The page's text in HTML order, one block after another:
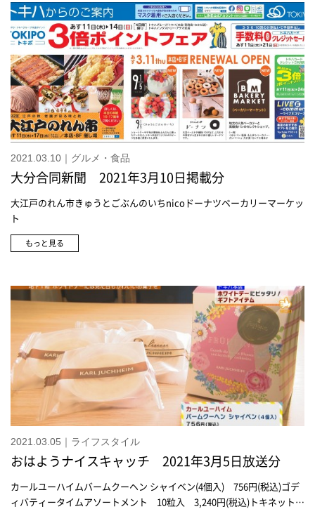
2021.03.10｜グルメ・食品
大分合同新聞 2021年3月10日掲載分
大江戸のれん市きゅうとごぶんのいちnicoドーナツベーカリーマーケッ
ト
もっと見る
2021.03.05｜ライフスタイル
おはようナイスキャッチ 2021年3月5日放送分
カールユーハイムバームクーヘン シャイベン(4個入) 756円(税込)ゴデ
ィバティータイムアソートメント 10粒入 3,240円(税込)トキネットで